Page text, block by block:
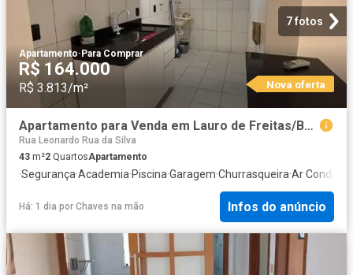
7 fotos
Apartamento·Para Comprar
R$ 164.000
R$ 3.813/m² Nova oferta
Apartamento para Venda em Lauro de Freitas/BA Caji 2 Quartos
Rua Leonardo Rua da Silva
43 m²2 QuartosApartamento
·Segurança·Academia·Piscina·Garagem·Churrasqueira·Ar
Há: 1 dia por Chaves na mão Infos do anúncio